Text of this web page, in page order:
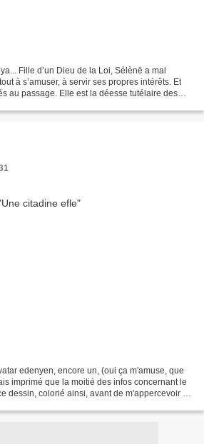
Fille d’un Dieu de la Loi, Sélènë a mal
à s’amuser, à servir ses propres intérêts. Et
au passage. Elle est la déesse tutélaire des
edenyen, encore un, (oui ça m'amuse, que
imprimé que la moitié des infos concernant le
dessin, colorié ainsi, avant de m'appercevoir de